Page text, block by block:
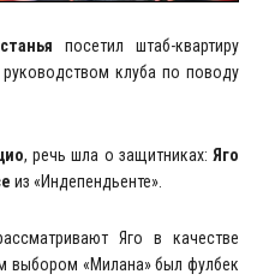
посетил штаб-квартиру
клуба по поводу
, речь шла о защитниках: Яго
из «Индепендьенте».
Яго в качестве
выбором «Милана» был фулбек